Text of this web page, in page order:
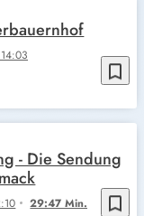
bookmark_border
bookmark_border
29:47 Min.
- Die Sendung